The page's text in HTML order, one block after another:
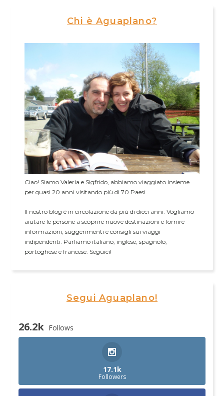
Chi è Aguaplano?
Ciao! Siamo Valeria e Sigfrido, abbiamo viaggiato insieme
per quasi 20 anni visitando più di 70 Paesi.
Il nostro blog è in circolazione da più di dieci anni. Vogliamo
aiutare le persone a scoprire nuove destinazioni e fornire
informazioni, suggerimenti e consigli sui viaggi
indipendenti. Parliamo italiano, inglese, spagnolo,
portoghese e francese. Seguici!
Segui Aguaplano!
26.2k Follows
17.1k
Followers